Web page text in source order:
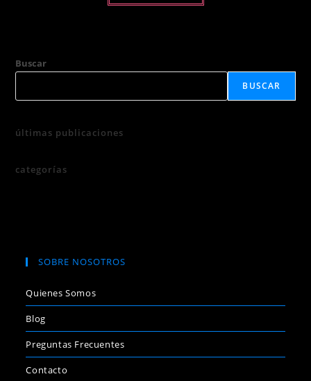
Buscar
BUSCAR
últimas publicaciones
categorías
SOBRE NOSOTROS
Quienes Somos
Blog
Preguntas Frecuentes
Contacto